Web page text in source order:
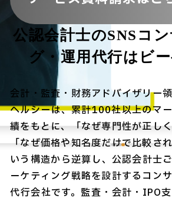
公認会計士のSNSコ
グ・運用代行はビ
会計・監査・財務アドバイザリー
ヘルシーは、累計100社以上のマ
績をもとに、「なぜ専門性が正し
「なぜ価格や知名度だけで比較さ
いう構造から逆算し、公認会計士
ーケティング戦略を設計するコン
代行会社です。監査・会計・IPO